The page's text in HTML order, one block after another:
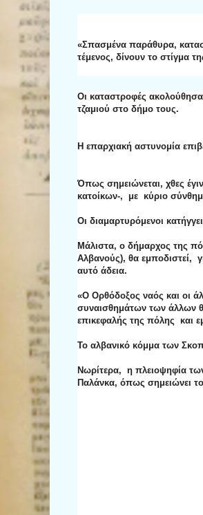
«Σπασμένα παράθυρα,
τέμενος, δίνουν το στίγμα
Οι καταστροφές
τζαμιού στο δήμο τους.
Η επαρχιακή αστυνομία
Όπως σημειώνεται, χθες
κατοίκων-, με κύριο
Οι διαμαρτυρόμενοι
Μάλιστα, ο δήμαρχος της
Αλβανούς), θα εμποδιστεί,
αυτό άδεια.
«Ο Ορθόδοξος ναός και οι
συναισθημάτων των άλλων
επικεφαλής της πόλης και
Το αλβανικό κόμμα των
Νωρίτερα, η πλειοψηφία
Παλάνκα, όπως σημειώνει